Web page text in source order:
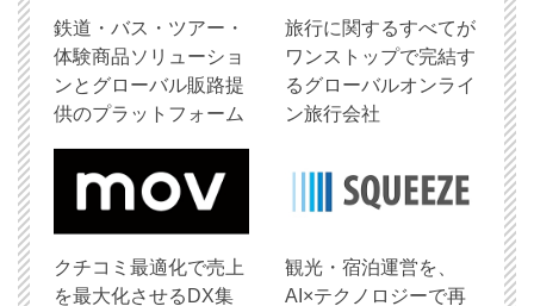
鉄道・バス・ツアー・
体験商品ソリューショ
ンとグローバル販路提
供のプラットフォーム
旅行に関するすべてが
ワンストップで完結す
るグローバルオンライ
ン旅行会社
クチコミ最適化で売上
を最大化させるDX集
観光・宿泊運営を、
AI×テクノロジーで再